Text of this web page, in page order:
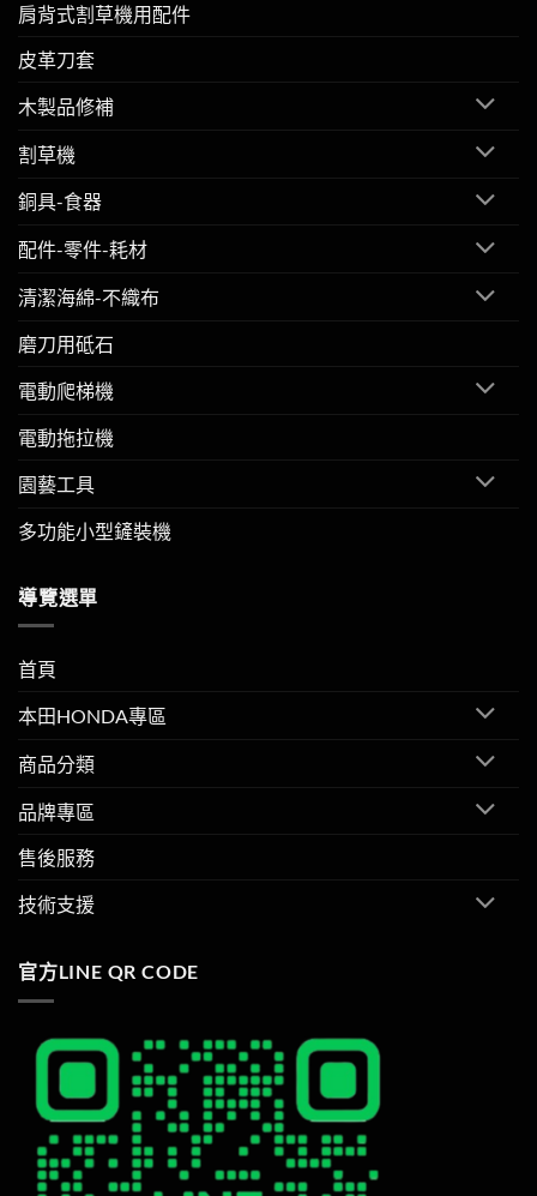
肩背式割草機用配件
皮革刀套
木製品修補
割草機
銅具-食器
配件-零件-耗材
清潔海綿-不織布
磨刀用砥石
電動爬梯機
電動拖拉機
園藝工具
多功能小型鏟裝機
導覽選單
首頁
本田HONDA專區
商品分類
品牌專區
售後服務
技術支援
官方LINE QR CODE